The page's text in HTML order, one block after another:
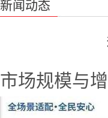
新闻动态
市场规模与